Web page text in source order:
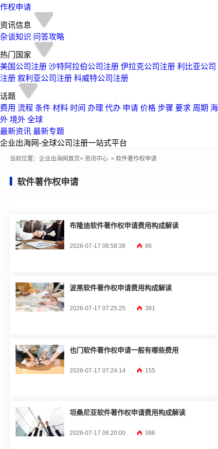
作权申请
资讯信息
杂谈知识 问答攻略
热门国家
美国公司注册 沙特阿拉伯公司注册 伊拉克公司注册 利比亚公司
注册 叙利亚公司注册 科威特公司注册
话题
费用 流程 条件 材料 时间 办理 代办 申请 价格 步骤 要求 周期 海
外 境外 全球
最新资讯 最新专题
企业出海网-全球公司注册一站式平台
当前位置：企业出海网首页> 资讯中心 > 软件著作权申请
软件著作权申请
布隆迪软件著作权申请费用构成解读
2026-07-17 08:58:38 86
波黑软件著作权申请费用构成解读
2026-07-17 07:25:25 381
也门软件著作权申请一般有哪些费用
2026-07-17 07:24:14 155
坦桑尼亚软件著作权申请费用构成解读
2026-07-17 06:20:00 386